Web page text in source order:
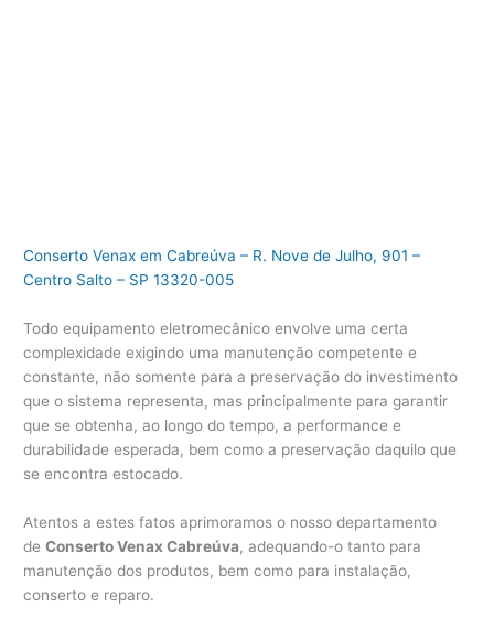
Conserto Venax em Cabreúva – R. Nove de Julho, 901 –
Centro Salto – SP 13320-005
Todo equipamento eletromecânico envolve uma certa
complexidade exigindo uma manutenção competente e
constante, não somente para a preservação do investimento
que o sistema representa, mas principalmente para garantir
que se obtenha, ao longo do tempo, a performance e
durabilidade esperada, bem como a preservação daquilo que
se encontra estocado.
Atentos a estes fatos aprimoramos o nosso departamento
deConserto Venax Cabreúva, adequando-o tanto para
manutenção dos produtos, bem como para instalação,
conserto e reparo.